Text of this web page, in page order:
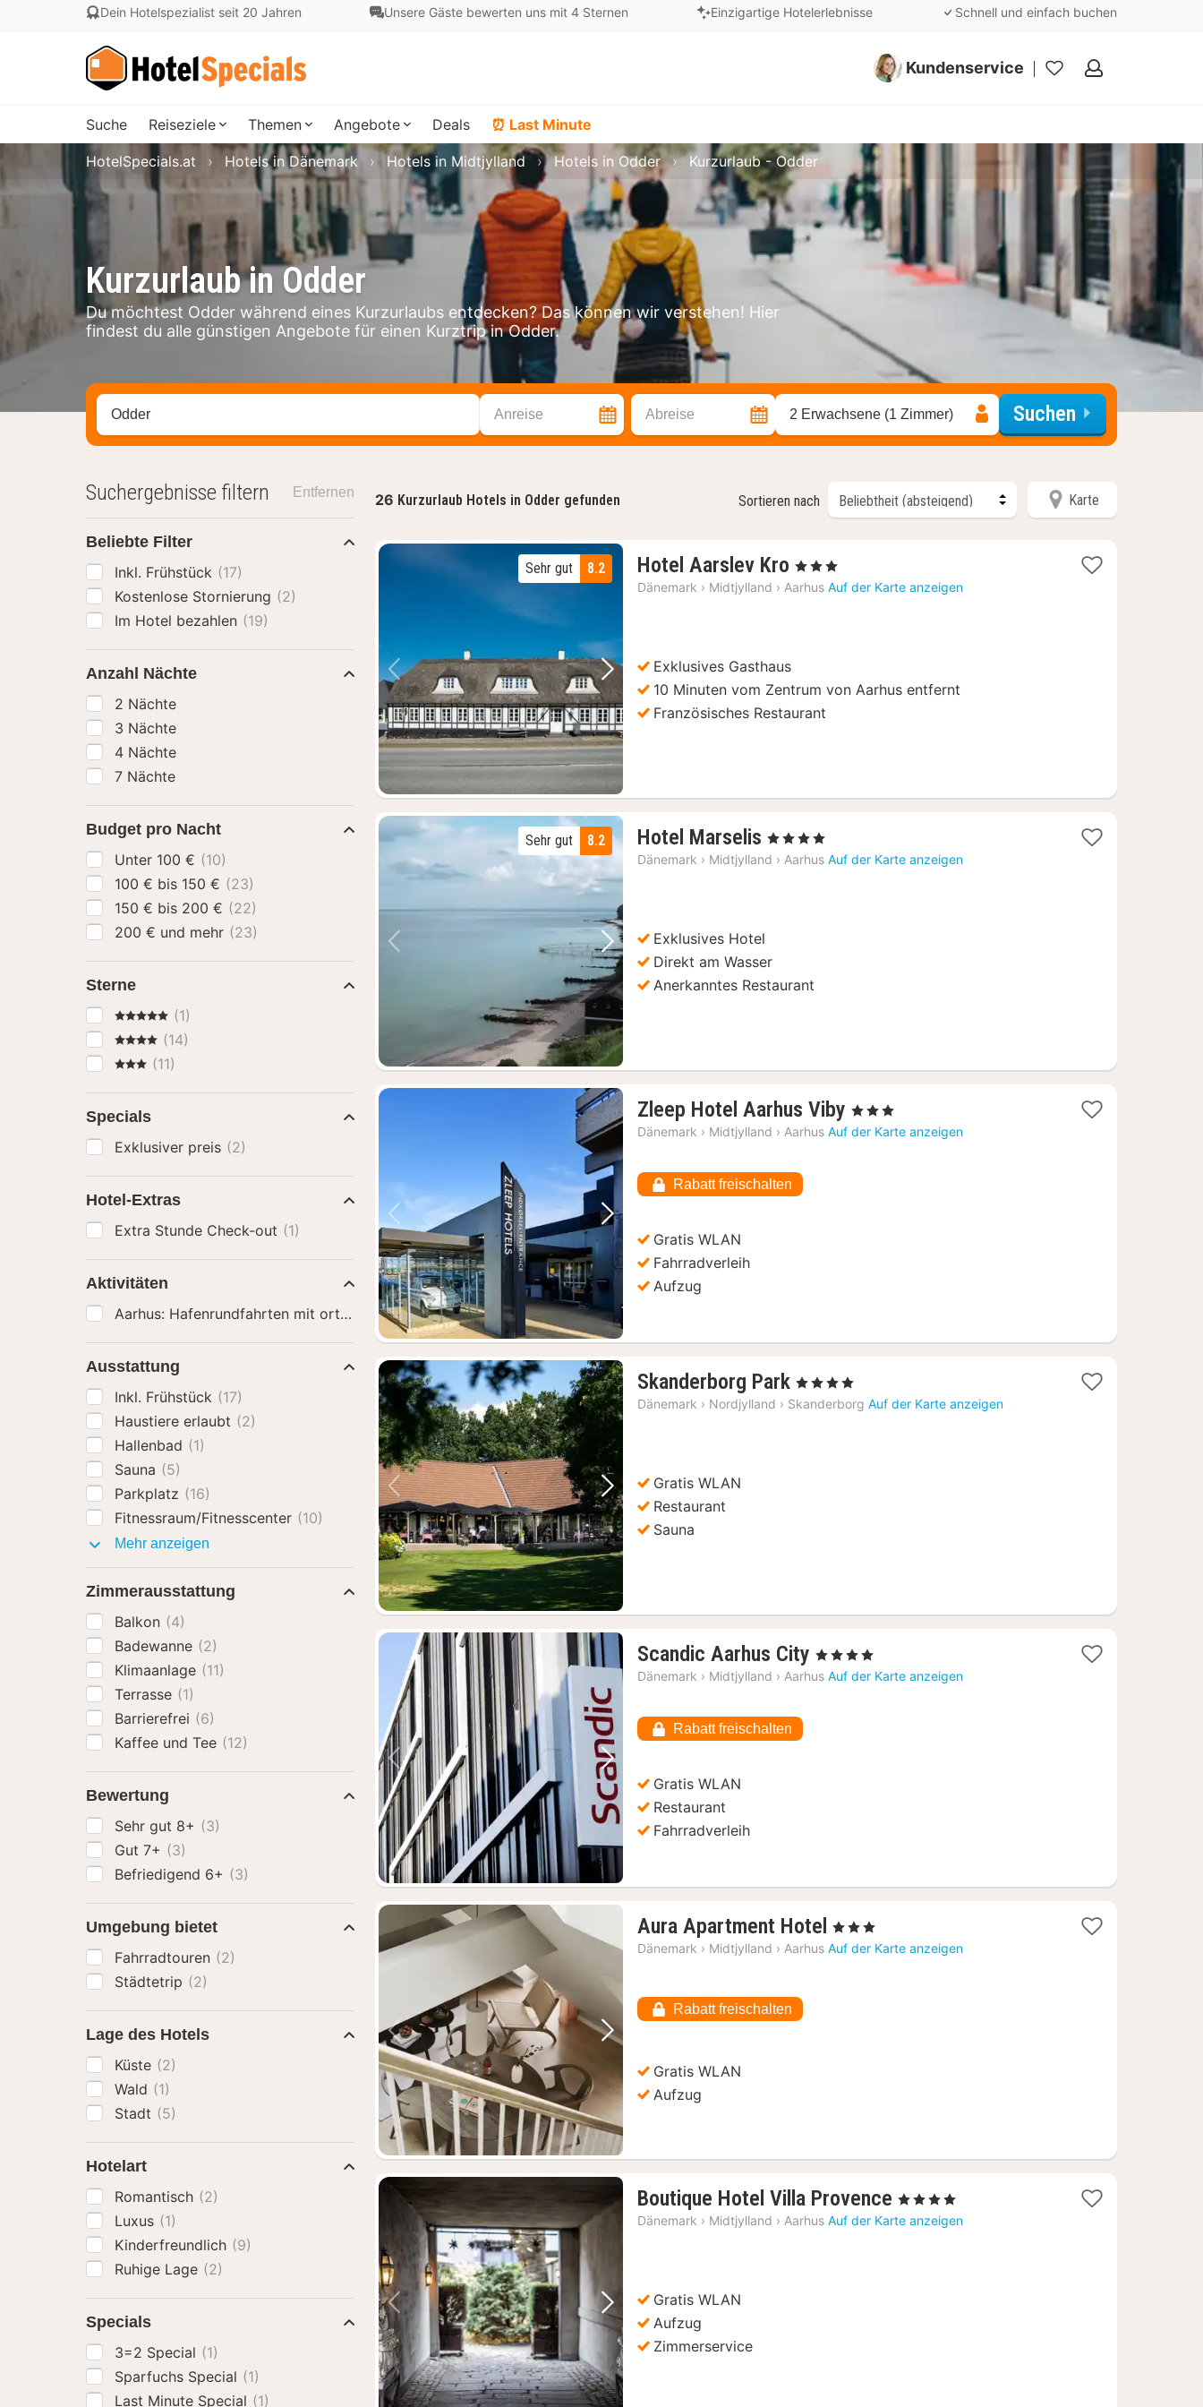
Dein Hotelspezialist seit 20 Jahren Unsere Gäste bewerten uns mit 4 Sternen Einzigartige Hotelerlebnisse Schnell und einfach buchen
Kundenservice
Meine
Suche Reiseziele Themen Angebote Deals ⏰ Last Minute
Kurzurlaub in Odder
Du möchtest Odder während eines Kurzurlaubs entdecken? Das können wir verstehen! Hier
findest du alle günstigen Angebote für einen Kurztrip in Odder.
HotelSpecials.at Hotels in Dänemark Hotels in Midtjylland Hotels in Odder Kurzurlaub - Odder
Stadt, Region oder Hotel suchen Anreise Abreise 2 Erwachsene (1 Zimmer) Suchen
26 Kurzurlaub Hotels in Odder gefunden Sortieren nach Karte
Vorheriges Bild Nächstes Bild
8.2
Sehr gut Hotel Aarslev Kro 1
Nacht
, 3 Sterne
Dänemark › Midtjylland › Aarhus Auf der Karte anzeigen
Exklusives Gasthaus
10 Minuten vom Zentrum von Aarhus entfernt
Französisches Restaurant
Nächstes Bild
8.2
Sehr gut Hotel Marselis 1
Nacht
, 4 Sterne
Dänemark › Midtjylland › Aarhus Auf der Karte anzeigen
Exklusives Hotel
Direkt am Wasser
Anerkanntes Restaurant
Vorheriges Bild Nächstes Bild
Zleep Hotel Aarhus Viby 1
Nacht
, 3 Sterne
Dänemark › Midtjylland › Aarhus Auf der Karte anzeigen
Rabatt freischalten
Gratis WLAN
Fahrradverleih
Aufzug
Vorheriges Bild Nächstes Bild
Skanderborg Park 1
Nacht
, 4 Sterne
Dänemark › Nordjylland › Skanderborg Auf der Karte anzeigen
Gratis WLAN
Restaurant
Sauna
Vorheriges Bild Nächstes Bild
Scandic Aarhus City 1
Nacht
, 4 Sterne
Dänemark › Midtjylland › Aarhus Auf der Karte anzeigen
Rabatt freischalten
Gratis WLAN
Restaurant
Fahrradverleih
Vorheriges Bild Nächstes Bild
Aura Apartment Hotel 1
Nacht
, 3 Sterne
Dänemark › Midtjylland › Aarhus Auf der Karte anzeigen
Rabatt freischalten
Gratis WLAN
Aufzug
Vorheriges Bild Nächstes Bild
Boutique Hotel Villa Provence 1
Nacht
, 4 Sterne
Dänemark › Midtjylland › Aarhus Auf der Karte anzeigen
Gratis WLAN
Aufzug
Zimmerservice
Suchergebnisse filtern Entfernen
Beliebte Filter
Inkl. Frühstück (17)
Kostenlose Stornierung (2)
Im Hotel bezahlen (19)
Anzahl Nächte
2 Nächte
3 Nächte
4 Nächte
7 Nächte
Budget pro Nacht
Unter 100 € (10)
100 € bis 150 € (23)
150 € bis 200 € (22)
200 € und mehr (23)
Sterne
5 Sterne (1)
4 Sterne(14)
3 Sterne
(11)
Specials
Exklusiver preis (2)
Hotel-Extras
Extra Stunde Check-out (1)
Aktivitäten
Aarhus: Hafenrundfahrten mit ortskundigem Guide(18)
Ausstattung
Inkl. Frühstück (17)
Haustiere erlaubt (2)
Hallenbad (1)
Sauna (5)
Parkplatz (16)
Fitnessraum/Fitnesscenter (10)
Mehr anzeigen
Zimmerausstattung
Balkon (4)
Badewanne (2)
Klimaanlage (11)
Terrasse (1)
Barrierefrei (6)
Kaffee und Tee (12)
Bewertung
Sehr gut 8+ (3)
Gut 7+ (3)
Befriedigend 6+ (3)
Umgebung bietet
Fahrradtouren (2)
Städtetrip (2)
Lage des Hotels
Küste (2)
Wald (1)
Stadt (5)
Hotelart
Romantisch (2)
Luxus (1)
Kinderfreundlich (9)
Ruhige Lage (2)
Specials
3=2 Special (1)
Sparfuchs Special (1)
Last Minute Special (1)